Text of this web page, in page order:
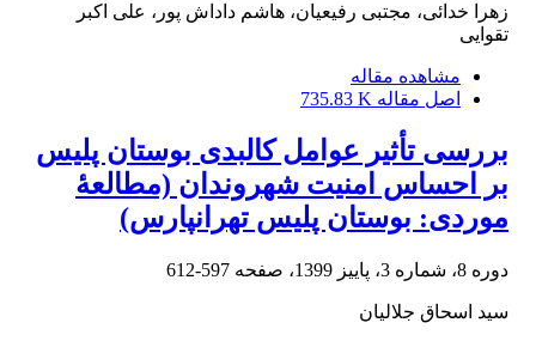
زهرا خدائی، مجتبی رفیعیان، هاشم داداش پور، علی اکبر
تقوایی
مشاهده مقاله
اصل مقاله 735.83 K
بررسی تأثیر عوامل کالبدی بوستان پلیس
بر احساس امنیت شهروندان (مطالعۀ
موردی: بوستان پلیس تهرانپارس)
دوره 8، شماره 3، پاییز 1399، صفحه 597-612
سید اسحاق جلالیان